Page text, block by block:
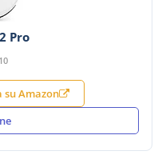
Pro
su Amazon